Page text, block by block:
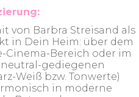
von Barbra Streisand als
in Dein Heim: über dem
Cinema-Bereich oder im
gediegenen
Weiß bzw. Tonwerte)
in moderne